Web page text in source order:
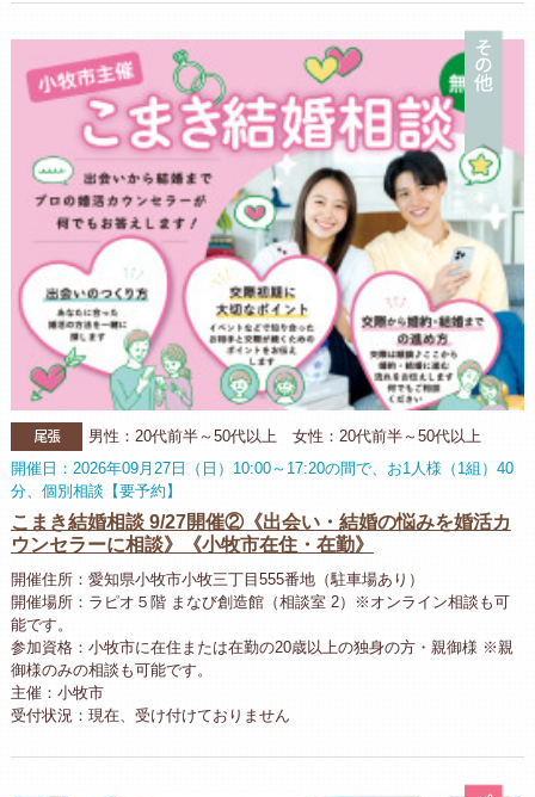
そ
尾張
男性：20代前半～50代以上 女性：20代前半～50代以上
開催日：2026年09月27日（日）10:00～17:20の間で、お1人様（1組）40
分、個別相談【要予約】
こまき結婚相談 9/27開催②《出会い・結婚の悩みを婚活カ
ウンセラーに相談》《小牧市在住・在勤》
開催住所：愛知県小牧市小牧三丁目555番地（駐車場あり）
開催場所：ラピオ５階 まなび創造館（相談室 2）※オンライン相談も可
能です。
参加資格：小牧市に在住または在勤の20歳以上の独身の方・親御様 ※親
御様のみの相談も可能です。
主催：小牧市
受付状況：現在、受け付けておりません